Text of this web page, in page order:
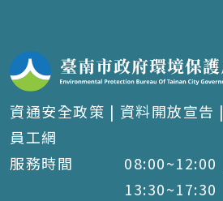
資通安全政策 | 資料開放宣告 |
員工網
服務時間
08:00~12:00
13:30~17:30